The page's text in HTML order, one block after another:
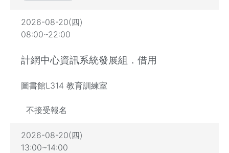
2026-08-20(四)
08:00~22:00
計網中心資訊系統發展組．借用
圖書館L314 教育訓練室
不接受報名
2026-08-20(四)
13:00~14:00